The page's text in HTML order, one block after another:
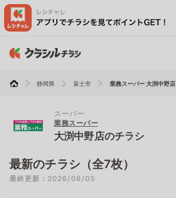
静岡県 富士市 業務スーパー 大渕中野店
スーパー
業務スーパー
大渕中野店のチラシ
最新のチラシ（全7枚）
最終更新：2026/08/05